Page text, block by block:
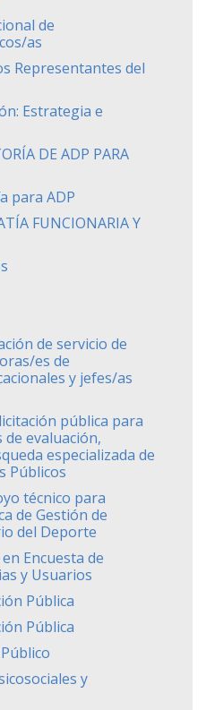
de
as
Representantes del
Estrategia e
DE ADP PARA
para ADP
FUNCIONARIA Y
de servicio de
es de
y jefes/as
pública para
evaluación,
especializada de
Públicos
técnico para
de Gestión de
del Deporte
Encuesta de
y Usuarios
Pública
Pública
y